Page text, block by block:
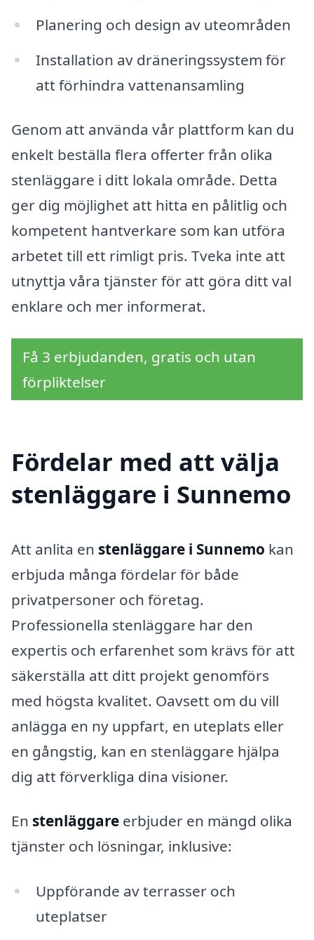
Planering och design av uteområden
Installation av dräneringssystem för
att förhindra vattenansamling
Genom att använda vår plattform kan du
enkelt beställa flera offerter från olika
stenläggare i ditt lokala område. Detta
ger dig möjlighet att hitta en pålitlig och
kompetent hantverkare som kan utföra
arbetet till ett rimligt pris. Tveka inte att
utnyttja våra tjänster för att göra ditt val
enklare och mer informerat.
Få 3 erbjudanden, gratis och utan
förpliktelser
Fördelar med att välja
stenläggare i Sunnemo
Att anlita en stenläggare i Sunnemo kan
erbjuda många fördelar för både
privatpersoner och företag.
Professionella stenläggare har den
expertis och erfarenhet som krävs för att
säkerställa att ditt projekt genomförs
med högsta kvalitet. Oavsett om du vill
anlägga en ny uppfart, en uteplats eller
en gångstig, kan en stenläggare hjälpa
dig att förverkliga dina visioner.
En stenläggare erbjuder en mängd olika
tjänster och lösningar, inklusive:
Uppförande av terrasser och
uteplatser